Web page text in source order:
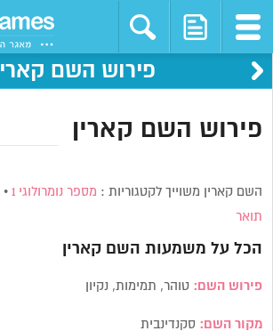
פירוש השם קארין
פירוש השם קארין
השם קארין משוייך לקטגוריות : מספר נומרולוגי 1 •
תואר
הכל על משמעות השםקארין
פירוש השם:טוהר, תמימות, נקיון
מקור השם: סקנדינבית